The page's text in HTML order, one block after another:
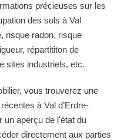
précieuses sur les
des sols à Val
risque radon, risque
répartititon de
sites industriels, etc.
vous trouverez une
à Val d’Erdre-
un aperçu de l'état du
directement aux parties